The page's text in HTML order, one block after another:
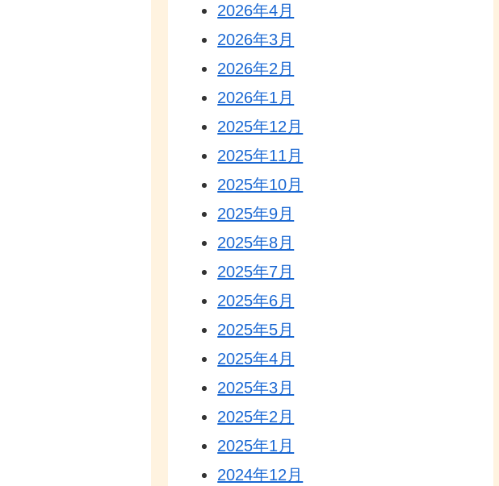
2026年4月
2026年3月
2026年2月
2026年1月
2025年12月
2025年11月
2025年10月
2025年9月
2025年8月
2025年7月
2025年6月
2025年5月
2025年4月
2025年3月
2025年2月
2025年1月
2024年12月